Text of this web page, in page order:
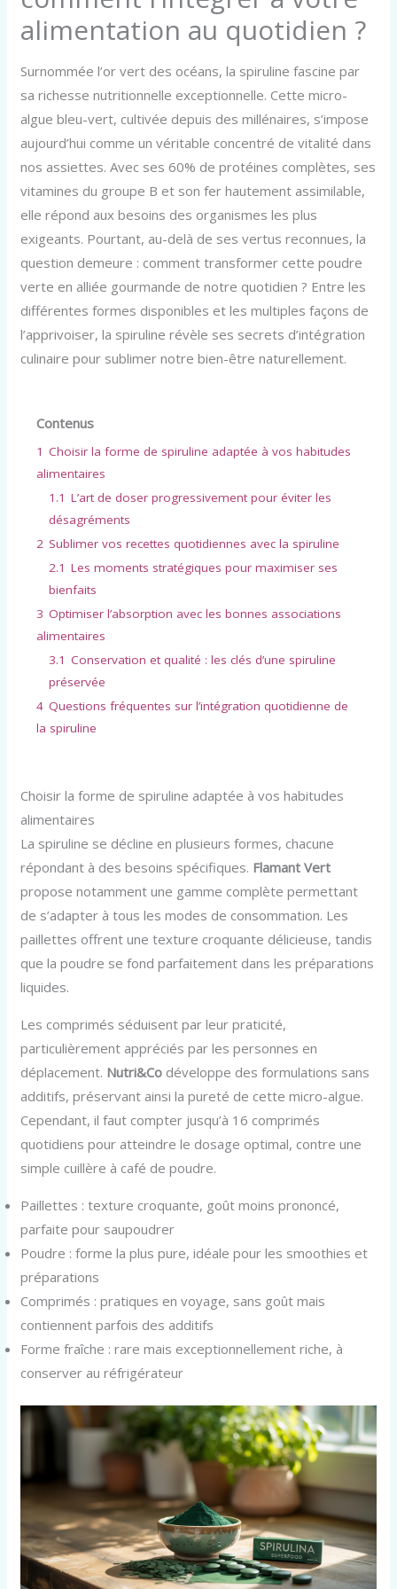
alimentation au quotidien ?
Surnommée l’or vert des océans, la spiruline fascine par
sa richesse nutritionnelle exceptionnelle. Cette micro-
algue bleu-vert, cultivée depuis des millénaires, s’impose
aujourd’hui comme un véritable concentré de vitalité dans
nos assiettes. Avec ses 60% de protéines complètes, ses
vitamines du groupe B et son fer hautement assimilable,
elle répond aux besoins des organismes les plus
exigeants. Pourtant, au-delà de ses vertus reconnues, la
question demeure : comment transformer cette poudre
verte en alliée gourmande de notre quotidien ? Entre les
différentes formes disponibles et les multiples façons de
l’apprivoiser, la spiruline révèle ses secrets d’intégration
culinaire pour sublimer notre bien-être naturellement.
Contenus
1 Choisir la forme de spiruline adaptée à vos habitudes
alimentaires
1.1 L’art de doser progressivement pour éviter les
désagréments
2 Sublimer vos recettes quotidiennes avec la spiruline
2.1 Les moments stratégiques pour maximiser ses
bienfaits
3 Optimiser l’absorption avec les bonnes associations
alimentaires
3.1 Conservation et qualité : les clés d’une spiruline
préservée
4 Questions fréquentes sur l’intégration quotidienne de
la spiruline
Choisir la forme de spiruline adaptée à vos habitudes
alimentaires
La spiruline se décline en plusieurs formes, chacune
répondant à des besoins spécifiques. Flamant Vert
propose notamment une gamme complète permettant
de s’adapter à tous les modes de consommation. Les
paillettes offrent une texture croquante délicieuse, tandis
que la poudre se fond parfaitement dans les préparations
liquides.
Les comprimés séduisent par leur praticité,
particulièrement appréciés par les personnes en
déplacement. Nutri&Co développe des formulations sans
additifs, préservant ainsi la pureté de cette micro-algue.
Cependant, il faut compter jusqu’à 16 comprimés
quotidiens pour atteindre le dosage optimal, contre une
simple cuillère à café de poudre.
Paillettes : texture croquante, goût moins prononcé,
parfaite pour saupoudrer
Poudre : forme la plus pure, idéale pour les smoothies et
préparations
Comprimés : pratiques en voyage, sans goût mais
contiennent parfois des additifs
Forme fraîche : rare mais exceptionnellement riche, à
conserver au réfrigérateur